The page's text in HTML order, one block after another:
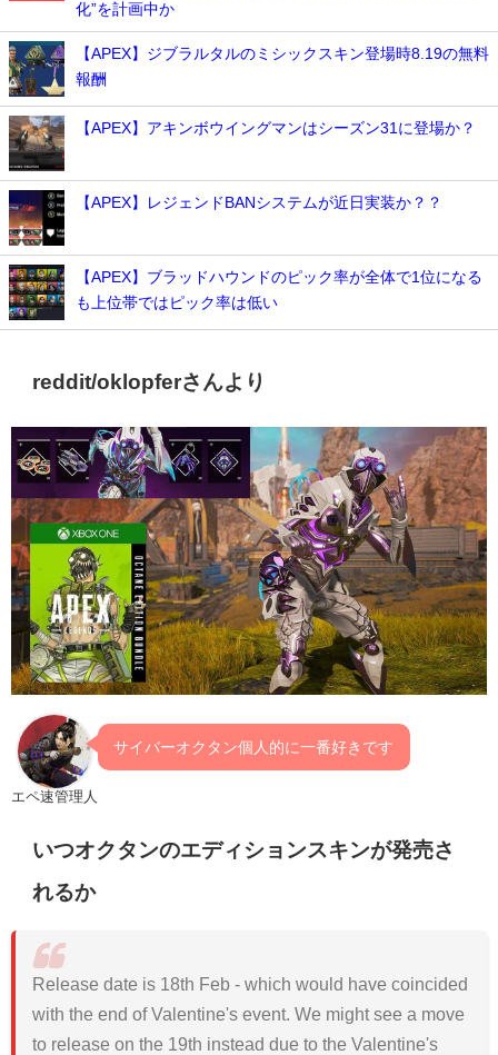
化”を計画中か
【APEX】ジブラルタルのミシックスキン登場時8.19の無料
報酬
【APEX】アキンボウイングマンはシーズン31に登場か？
【APEX】レジェンドBANシステムが近日実装か？？
【APEX】ブラッドハウンドのピック率が全体で1位になる
も上位帯ではピック率は低い
reddit/oklopferさんより
エペ速管理人
サイバーオクタン個人的に一番好きです
いつオクタンのエディションスキンが発売さ
れるか
Release date is 18th Feb - which would have coincided
with the end of Valentine's event. We might see a move
to release on the 19th instead due to the Valentine's